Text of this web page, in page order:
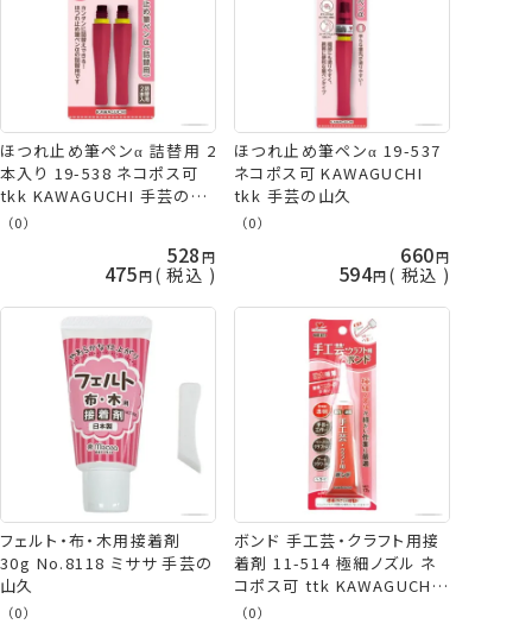
ほつれ止め筆ペンα 詰替用 2
本入り 19-538 ネコポス可
tkk KAWAGUCHI 手芸の山
久
（0）
528
475 税込
ほつれ止め筆ペンα 19-537
ネコポス可 KAWAGUCHI
tkk 手芸の山久
（0）
660
594 税込
フェルト・布・木用接着剤
30g No.8118 ミササ 手芸の
山久
（0）
ボンド 手工芸・クラフト用接
着剤 11-514 極細ノズル ネ
コポス可 ttk KAWAGUCHI
手芸の山久
（0）